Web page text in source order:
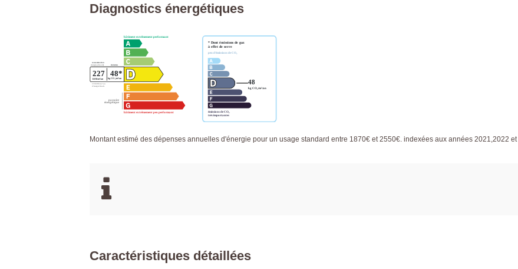
Diagnostics énergétiques
Montant estimé des dépenses annuelles d'énergie pour un usage standard entre 1870€ et 2550€. indexées aux années 2021,2022
Caractéristiques détaillées